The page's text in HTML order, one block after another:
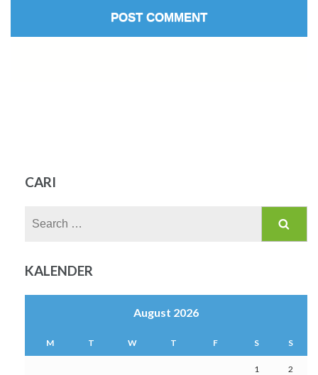
CARI
KALENDER
August 2026
M T W T F S S
1 2